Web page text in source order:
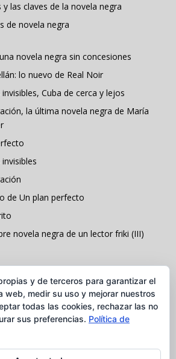
y las claves de la novela negra
de novela negra
novela negra sin concesiones
lo nuevo de Real Noir
Cuba de cerca y lejos
la última novela negra de María
de Un plan perfecto
novela negra de un lector friki (III)
y Publicaciones Caudal
Loc. 28002 Madrid
y de terceros para garantizar el
web, medir su uso y mejorar nuestros
todas las cookies, rechazar las no
sus preferencias. Política de